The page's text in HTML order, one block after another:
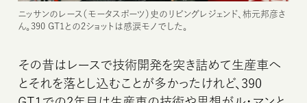
ニッサンのレース（モータスポーツ）史のリビングレジェンド、柿元邦彦さ
ん。390 GT1との2ショットは感涙モノでした。
その昔はレースで技術開発を突き詰めて生産車へ
とそれを落とし込むことが多かったけれど、390